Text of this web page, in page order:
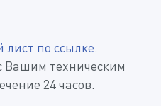
лист по ссылке.
Вашим техническим
24 часов.